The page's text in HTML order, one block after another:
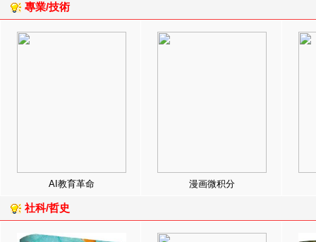
專業/技術
AI教育革命 漫画微积分
社科/哲史